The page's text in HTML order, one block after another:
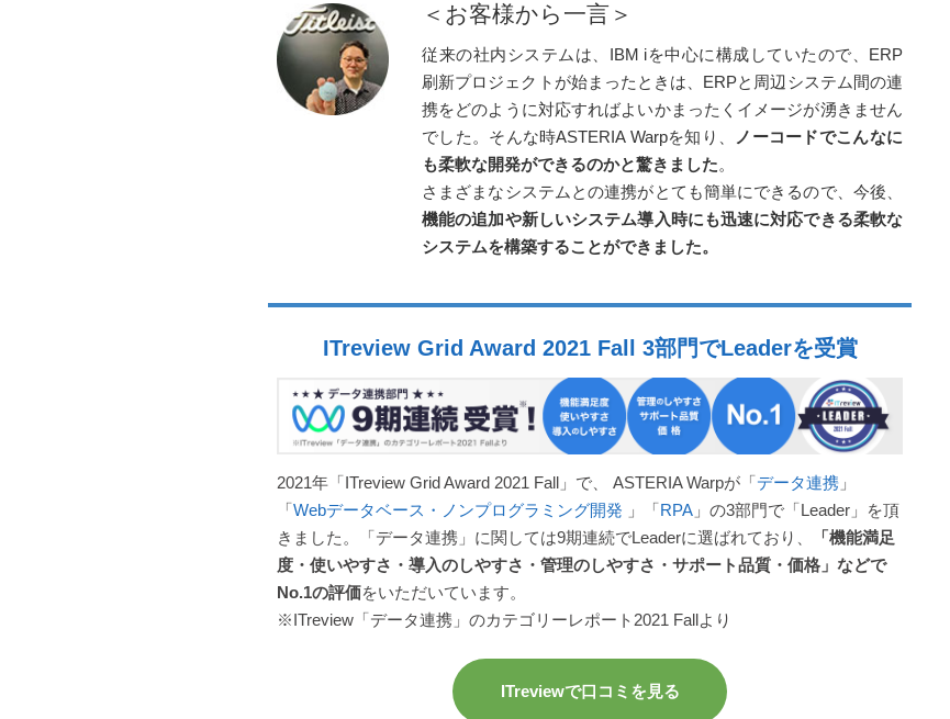
＜お客様から一言＞
従来の社内システムは、IBM iを中心に構成していたので、ERP
刷新プロジェクトが始まったときは、ERPと周辺システム間の連
携をどのように対応すればよいかまったくイメージが湧きません
でした。そんな時ASTERIA Warpを知り、
ノーコードでこんなに
も柔軟な開発ができるのかと驚きました。
さまざまなシステムとの連携がとても簡単にできるので、今後、
機能の追加や新しいシステム導入時にも迅速に対応できる柔軟な
システムを構築することができました。
ITreview Grid Award 2021 Fall 3部門でLeaderを受賞
2021年「ITreview Grid Award 2021 Fall」で、 ASTERIA Warpが「 データ連携 」
「 Webデータベース・ノンプログラミング開発 」「 RPA 」の3部門で「Leader」を頂
きました。「データ連携」に関しては9期連続でLeaderに選ばれており、
「機能満足
度・使いやすさ・導入のしやすさ・管理のしやすさ・サポート品質・価格」などで
No.1の評価をいただいています。
※ITreview「データ連携」のカテゴリーレポート2021 Fallより
ITreviewで口コミを見る